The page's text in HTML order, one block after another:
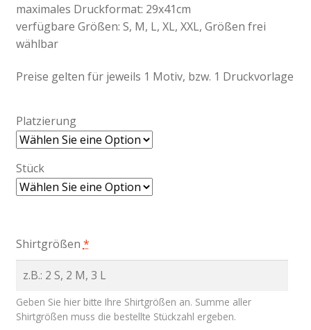
maximales Druckformat: 29x41cm
verfügbare Größen: S, M, L, XL, XXL, Größen frei
wählbar
Preise gelten für jeweils 1 Motiv, bzw. 1 Druckvorlage
Platzierung
Stück
Shirtgrößen *
Geben Sie hier bitte Ihre Shirtgrößen an. Summe aller
Shirtgrößen muss die bestellte Stückzahl ergeben.